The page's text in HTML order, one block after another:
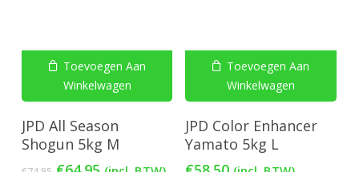
Toevoegen Aan
Winkelwagen
JPD All Season
Shogun 5kg M
Toevoegen Aan
Winkelwagen
JPD Color Enhancer
Yamato 5kg L